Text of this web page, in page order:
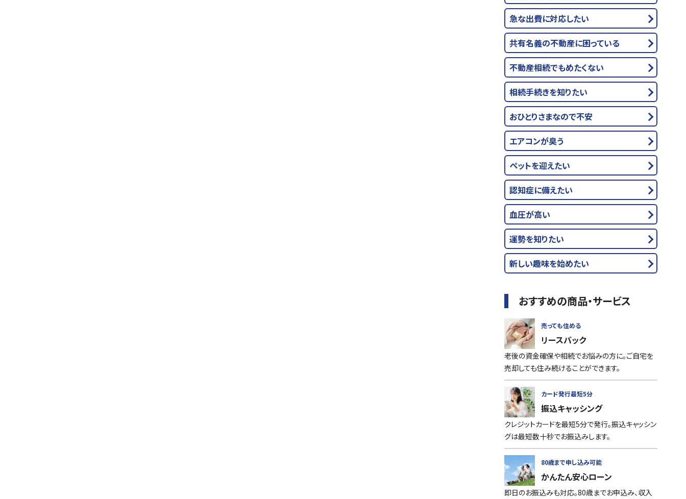
急な出費に対応したい
共有名義の不動産に困っている
不動産相続でもめたくない
相続手続きを知りたい
おひとりさまなので不安
エアコンが臭う
ペットを迎えたい
認知症に備えたい
血圧が高い
運勢を知りたい
新しい趣味を始めたい
おすすめの商品・サービス
老後の資金確保や相続でお悩みの方に。ご自宅を
売却しても住み続けることができます。
売っても住める
リースバック
クレジットカードを最短5分で発行。振込キャッシン
グは最短数十秒でお振込みします。
カード発行最短5分
振込キャッシング
即日のお振込みも対応。80歳までお申込み、収入
80歳まで申し込み可能
かんたん安心ローン